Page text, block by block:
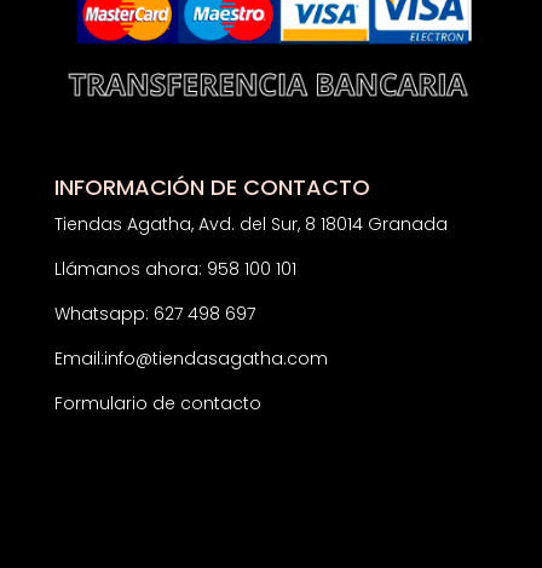
INFORMACIÓN DE CONTACTO
Tiendas Agatha, Avd. del Sur, 8 18014 Granada
Llámanos ahora: 958 100 101
Whatsapp: 627 498 697
Email:info@tiendasagatha.com
Formulario de contacto